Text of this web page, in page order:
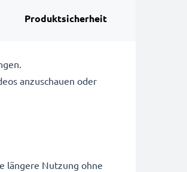
Produktsicherheit
anzuschauen oder
längere Nutzung ohne